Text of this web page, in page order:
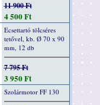
11 900 Ft
4 500 Ft
Ecsettartó tölcséres
tetővel, kb. Ø 70 x 90
mm, 12 db
7 795 Ft
3 950 Ft
Szolármotor FF 130